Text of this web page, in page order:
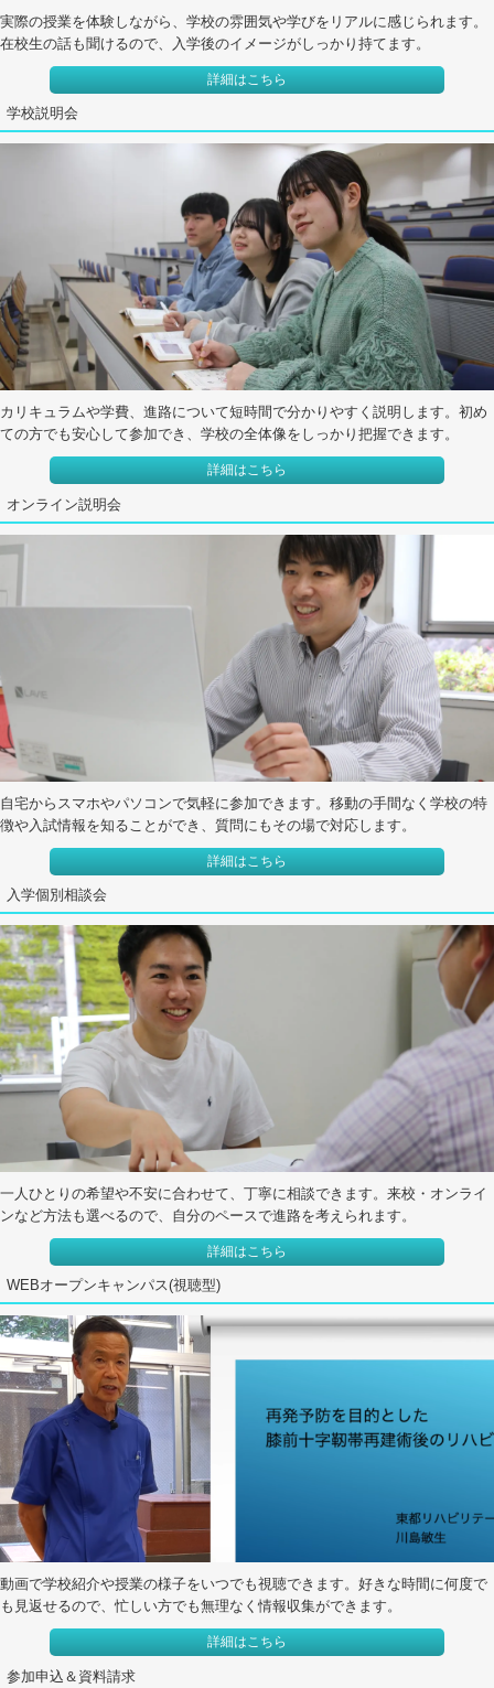
実際の授業を体験しながら、学校の雰囲気や学びをリアルに感じられます。
在校生の話も聞けるので、入学後のイメージがしっかり持てます。
詳細はこちら
学校説明会
カリキュラムや学費、進路について短時間で分かりやすく説明します。初め
ての方でも安心して参加でき、学校の全体像をしっかり把握できます。
詳細はこちら
オンライン説明会
自宅からスマホやパソコンで気軽に参加できます。移動の手間なく学校の特
徴や入試情報を知ることができ、質問にもその場で対応します。
詳細はこちら
入学個別相談会
一人ひとりの希望や不安に合わせて、丁寧に相談できます。来校・オンライ
ンなど方法も選べるので、自分のペースで進路を考えられます。
詳細はこちら
WEBオープンキャンパス(視聴型)
動画で学校紹介や授業の様子をいつでも視聴できます。好きな時間に何度で
も見返せるので、忙しい方でも無理なく情報収集ができます。
詳細はこちら
参加申込＆資料請求